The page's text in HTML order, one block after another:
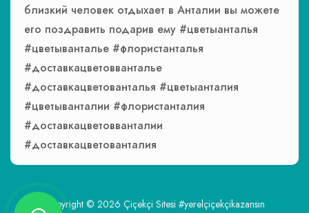
близкий человек отдыхает в Анталии вы можете
его поздравить подарив ему #цветыанталья
#цветыванталье #флористанталья
#доставкацветовванталье
#доставкацветованталья #цветыанталия
#цветыванталии #флористанталия
#доставкацветовванталии
#доставкацветованталия
Copyright © 2026 Çiçekçi Sitesi #yerelçiçekçikazansın